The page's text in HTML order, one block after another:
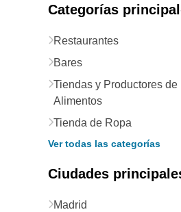
Categorías
Restaurantes
Bares
Tiendas y Productores de
Alimentos
Tienda de Ropa
Ver todas las categorías
Ciudades
Madrid